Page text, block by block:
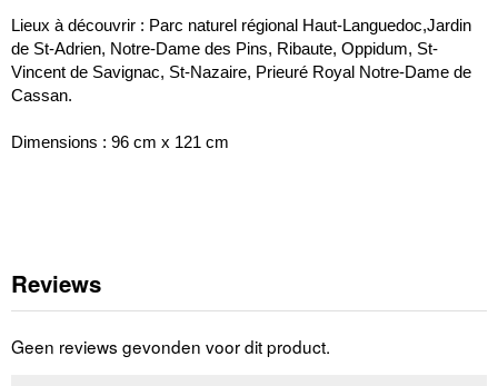
Lieux à découvrir : Parc naturel régional Haut-Languedoc,Jardin
de St-Adrien, Notre-Dame des Pins, Ribaute, Oppidum, St-
Vincent de Savignac, St-Nazaire, Prieuré Royal Notre-Dame de
Cassan.
Dimensions : 96 cm x 121 cm
Reviews
Geen reviews gevonden voor dit product.